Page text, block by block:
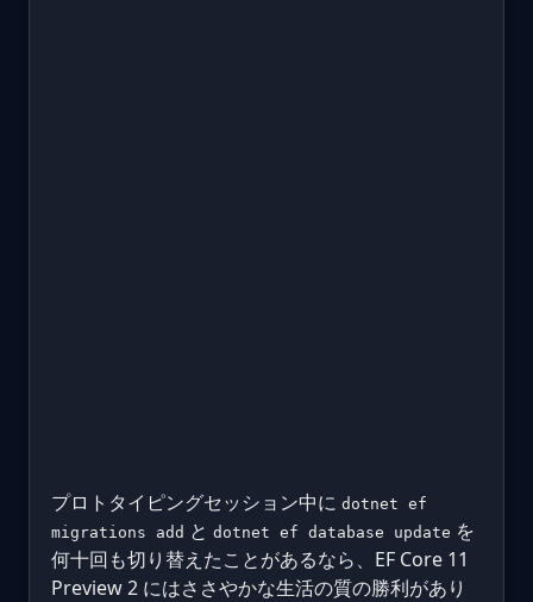
プロトタイピングセッション中に dotnet ef
migrations add と dotnet ef database update を
何十回も切り替えたことがあるなら、EF Core 11
Preview 2 にはささやかな生活の質の勝利があり